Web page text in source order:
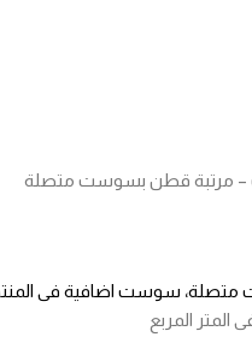
– مرتبة قطن بسوست متصلة
سوست اضافية فى